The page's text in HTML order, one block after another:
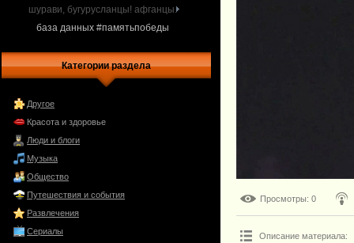
шурави, бугурусланцы! афганцы.
база данных #памятьпобеды
Категории раздела
Другое
Красота и здоровье
Люди и блоги
Музыка
Общество
Путешествия и события
Развлечения
Сериалы
Просмотры: 0
Описание материала: